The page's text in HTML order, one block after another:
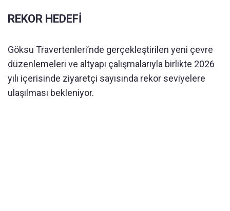
REKOR HEDEFİ
Göksu Travertenleri’nde gerçekleştirilen yeni çevre
düzenlemeleri ve altyapı çalışmalarıyla birlikte 2026
yılı içerisinde ziyaretçi sayısında rekor seviyelere
ulaşılması bekleniyor.